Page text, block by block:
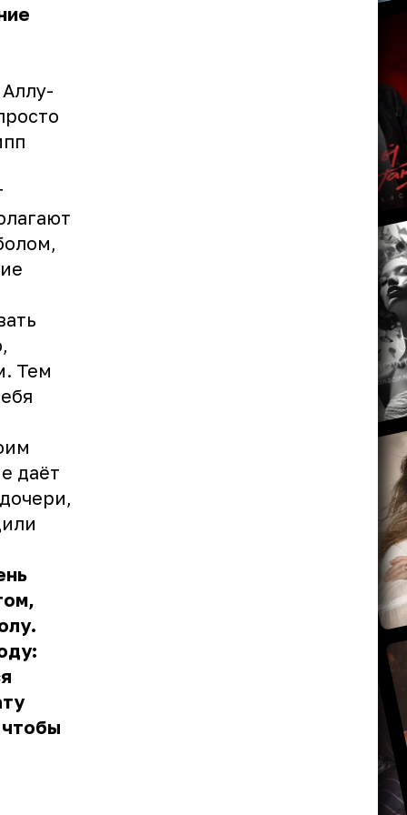
Тем
даёт